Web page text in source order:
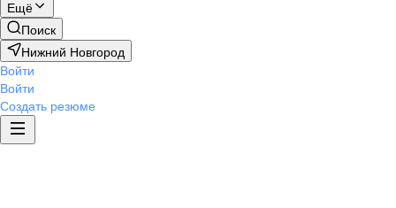
Ещё
Поиск
Нижний Новгород
Войти
Войти
Создать резюме